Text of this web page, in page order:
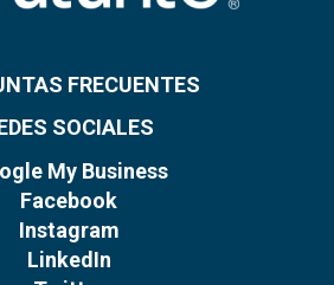
FRECUENTES
SOCIALES
My Business
Facebook
Instagram
LinkedIn